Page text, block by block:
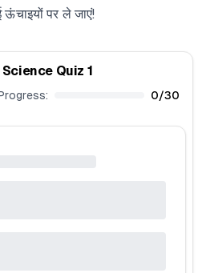
पर ले जाएं!
Quiz 1
0/30